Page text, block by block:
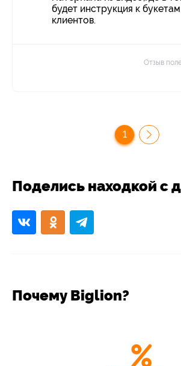
будет инструкция к
клиентов.
Отзыв
1
Поделись находкой с
Почему Biglion?